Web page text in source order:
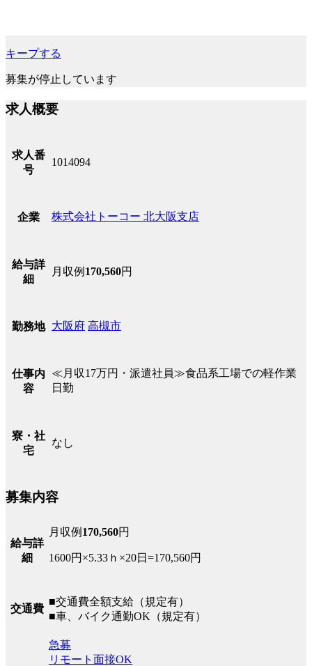
キープする
募集が停止しています
求人概要
求人番
号
1014094
企業 株式会社トーコー 北大阪支店
給与詳
細
月収例 170,560円
勤務地 大阪府 高槻市
仕事内
容
≪月収17万円・派遣社員≫食品系工場での軽作業
日勤
寮・社
宅
なし
募集内容
給与詳
細
月収例 170,560円
1600円×5.33ｈ×20日=170,560円
交通費
■交通費全額支給（規定有）
■車、バイク通勤OK（規定有）
急募
リモート面接OK